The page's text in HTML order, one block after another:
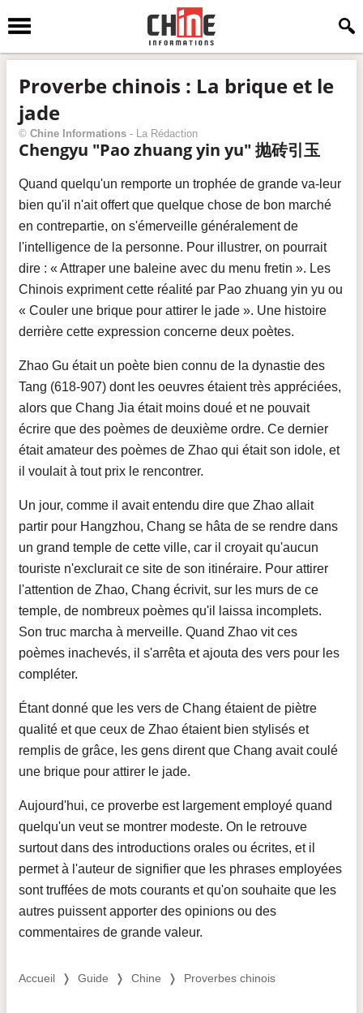
Proverbe chinois : La brique et le
jade
© Chine Informations - La Rédaction
Chengyu "Pao zhuang yin yu" 抛砖引玉
Quand quelqu'un remporte un trophée de grande va-leur
bien qu'il n'ait offert que quelque chose de bon marché
en contrepartie, on s'émerveille généralement de
l'intelligence de la personne. Pour illustrer, on pourrait
dire : « Attraper une baleine avec du menu fretin ». Les
Chinois expriment cette réalité par Pao zhuang yin yu ou
« Couler une brique pour attirer le jade ». Une histoire
derrière cette expression concerne deux poètes.
Zhao Gu était un poète bien connu de la dynastie des
Tang (618-907) dont les oeuvres étaient très appréciées,
alors que Chang Jia était moins doué et ne pouvait
écrire que des poèmes de deuxième ordre. Ce dernier
était amateur des poèmes de Zhao qui était son idole, et
il voulait à tout prix le rencontrer.
Un jour, comme il avait entendu dire que Zhao allait
partir pour Hangzhou, Chang se hâta de se rendre dans
un grand temple de cette ville, car il croyait qu'aucun
touriste n'exclurait ce site de son itinéraire. Pour attirer
l'attention de Zhao, Chang écrivit, sur les murs de ce
temple, de nombreux poèmes qu'il laissa incomplets.
Son truc marcha à merveille. Quand Zhao vit ces
poèmes inachevés, il s'arrêta et ajouta des vers pour les
compléter.
Étant donné que les vers de Chang étaient de piètre
qualité et que ceux de Zhao étaient bien stylisés et
remplis de grâce, les gens dirent que Chang avait coulé
une brique pour attirer le jade.
Aujourd'hui, ce proverbe est largement employé quand
quelqu'un veut se montrer modeste. On le retrouve
surtout dans des introductions orales ou écrites, et il
permet à l'auteur de signifier que les phrases employées
sont truffées de mots courants et qu'on souhaite que les
autres puissent apporter des opinions ou des
commentaires de grande valeur.
Accueil ❭ Guide ❭ Chine ❭ Proverbes chinois